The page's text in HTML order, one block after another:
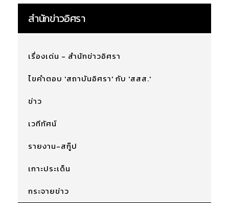
สำนักข่าวอิศรา
เรื่องเด่น - สำนักข่าวอิศรา
ไขคำตอบ 'สถาบันอิศรา' กับ 'สสส.'
ข่าว
เวทีทัศน์
รายงาน-สกู๊ป
เกาะประเด็น
กระจายข่าว